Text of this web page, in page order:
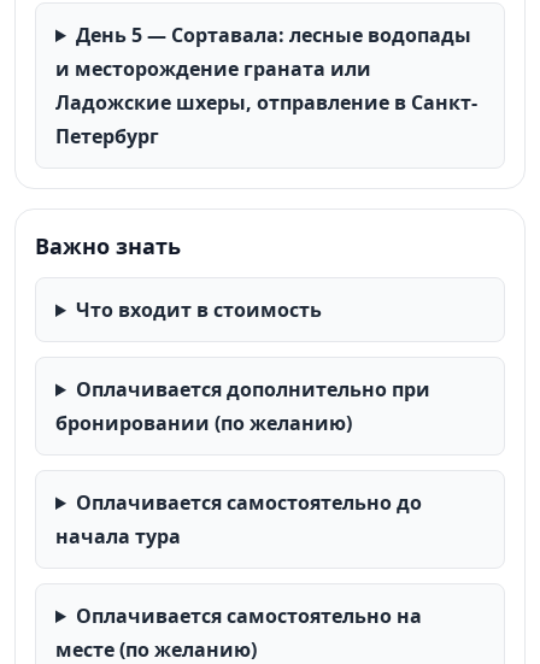
День 5 — Сортавала: лесные водопады
и месторождение граната или
Ладожские шхеры, отправление в Санкт-
Петербург
Важно знать
Что входит в стоимость
Оплачивается дополнительно при
бронировании (по желанию)
Оплачивается самостоятельно до
начала тура
Оплачивается самостоятельно на
месте (по желанию)